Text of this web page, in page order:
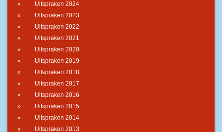
Uitspraken 2024
Uitspraken 2023
Uitspraken 2022
Uitspraken 2021
Uitspraken 2020
Uitspraken 2019
Uitspraken 2018
Uitspraken 2017
Uitspraken 2016
Uitspraken 2015
Uitspraken 2014
Uitspraken 2013